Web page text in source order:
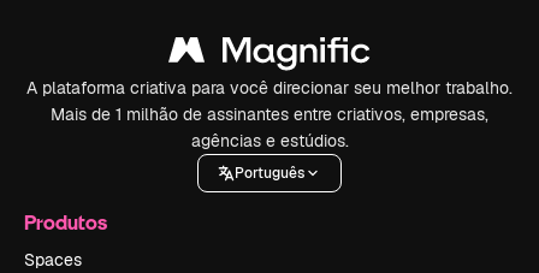
A plataforma criativa para você direcionar seu melhor trabalho.
Mais de 1 milhão de assinantes entre criativos, empresas,
agências e estúdios.
Português
Produtos
Spaces